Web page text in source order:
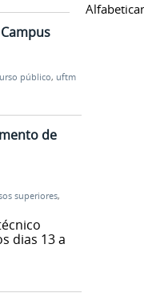
público, uftm
de
superiores,
dias 13 a